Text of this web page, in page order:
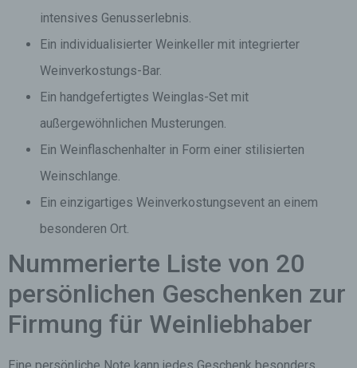
intensives Genusserlebnis.
Ein individualisierter Weinkeller mit integrierter
Weinverkostungs-Bar.
Ein handgefertigtes Weinglas-Set mit
außergewöhnlichen Musterungen.
Ein Weinflaschenhalter in Form einer stilisierten
Weinschlange.
Ein einzigartiges Weinverkostungsevent an einem
besonderen Ort.
Nummerierte Liste von 20
persönlichen Geschenken zur
Firmung für Weinliebhaber